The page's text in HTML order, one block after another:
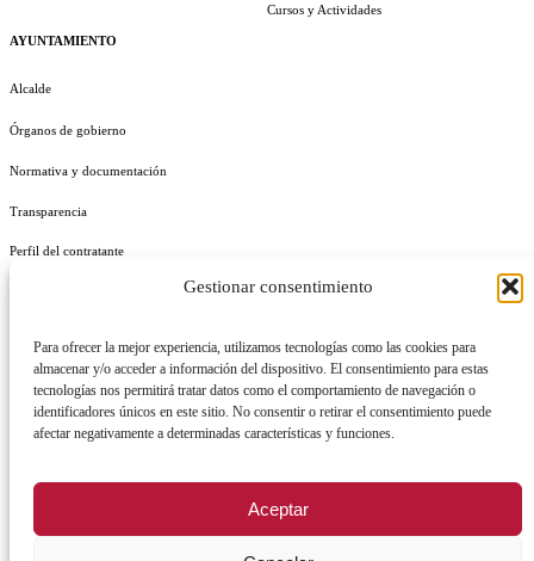
Gestionar consentimiento
Para ofrecer la mejor experiencia, utilizamos tecnologías como las cookies para
almacenar y/o acceder a información del dispositivo. El consentimiento para estas
tecnologías nos permitirá tratar datos como el comportamiento de navegación o
identificadores únicos en este sitio. No consentir o retirar el consentimiento puede
afectar negativamente a determinadas características y funciones.
Aceptar
AYUNTAMIENTO
Alcalde
Órganos de gobierno
Normativa y documentación
Transparencia
Perfil del contratante
Cursos y Actividades
REGISTRO DE ACTIVIDADES DE TRATAMIENTO